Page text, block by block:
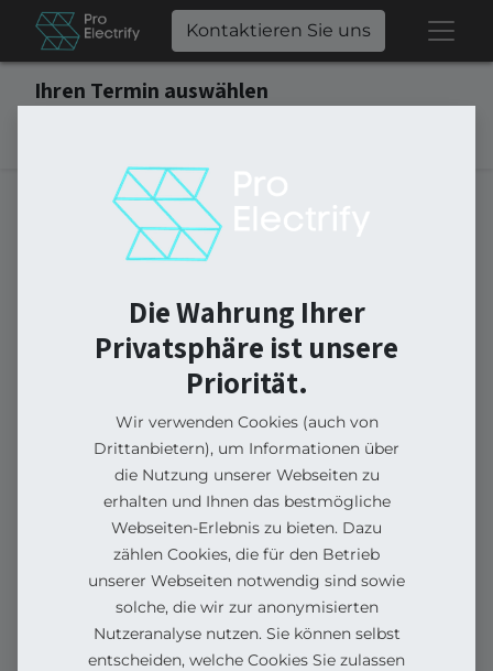
Kontaktieren Sie uns
Ihren Termin auswählen
Kein Termin gefunden.
Die Wahrung Ihrer
Privatsphäre ist unsere
Priorität.
Wir verwenden Cookies (auch von
Drittanbietern), um Informationen über
die Nutzung unserer Webseiten zu
erhalten und Ihnen das bestmögliche
Webseiten-Erlebnis zu bieten. Dazu
zählen Cookies, die für den Betrieb
unserer Webseiten notwendig sind sowie
solche, die wir zur anonymisierten
Nutzeranalyse nutzen. Sie können selbst
entscheiden, welche Cookies Sie zulassen